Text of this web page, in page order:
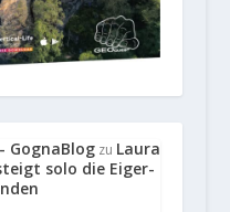
GognaBlogzu Laura
solo die Eiger-